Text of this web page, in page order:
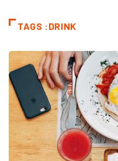
TAGS :DRINK